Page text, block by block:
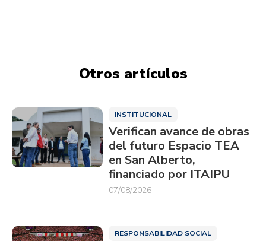
Otros artículos
INSTITUCIONAL
Verifican avance de obras
del futuro Espacio TEA
en San Alberto,
financiado por ITAIPU
07/08/2026
RESPONSABILIDAD SOCIAL